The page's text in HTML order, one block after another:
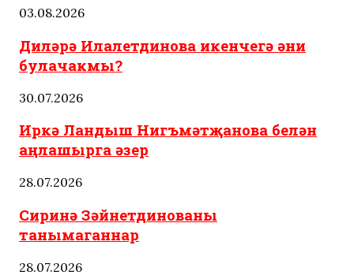
03.08.2026
Диләрә Илалетдинова икенчегә әни
булачакмы?
30.07.2026
Иркә Ландыш Нигъмәтҗанова белән
аңлашырга әзер
28.07.2026
Сиринә Зәйнетдинованы
танымаганнар
28.07.2026